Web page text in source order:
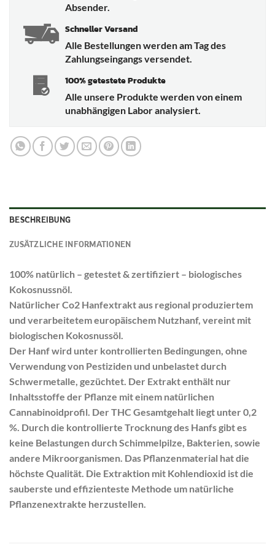
Absender.
Schneller Versand
Alle Bestellungen werden am Tag des
Zahlungseingangs versendet.
100% getestete Produkte
Alle unsere Produkte werden von einem
unabhängigen Labor analysiert.
BESCHREIBUNG
ZUSÄTZLICHE INFORMATIONEN
100% natürlich – getestet & zertifiziert – biologisches
Kokosnussnöl.
Natürlicher Co2 Hanfextrakt aus regional produziertem
und verarbeitetem europäischem Nutzhanf, vereint mit
biologischen Kokosnussöl.
Der Hanf wird unter kontrollierten Bedingungen, ohne
Verwendung von Pestiziden und unbelastet durch
Schwermetalle, gezüchtet. Der Extrakt enthält nur
Inhaltsstoffe der Pflanze mit einem natürlichen
Cannabinoidprofil. Der THC Gesamtgehalt liegt unter 0,2
%. Durch die kontrollierte Trocknung des Hanfs gibt es
keine Belastungen durch Schimmelpilze, Bakterien, sowie
andere Mikroorganismen. Das Pflanzenmaterial hat die
höchste Qualität. Die Extraktion mit Kohlendioxid ist die
sauberste und effizienteste Methode um natürliche
Pflanzenextrakte herzustellen.